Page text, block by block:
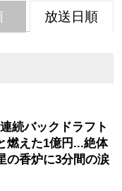
放送日順
続バックドラフト
燃えた1億円...絶体
の香炉に3分間の涙